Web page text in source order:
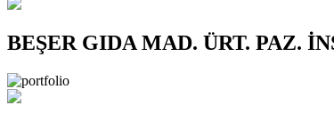
BEŞER GIDA MAD. ÜRT. PAZ.